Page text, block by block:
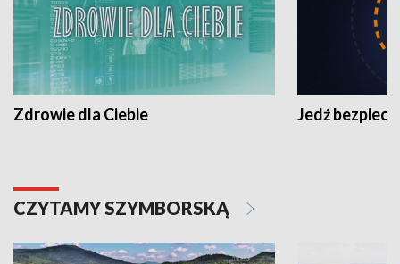
Zdrowie dla Ciebie Jedź
CZYTAMY SZYMBORSKĄ